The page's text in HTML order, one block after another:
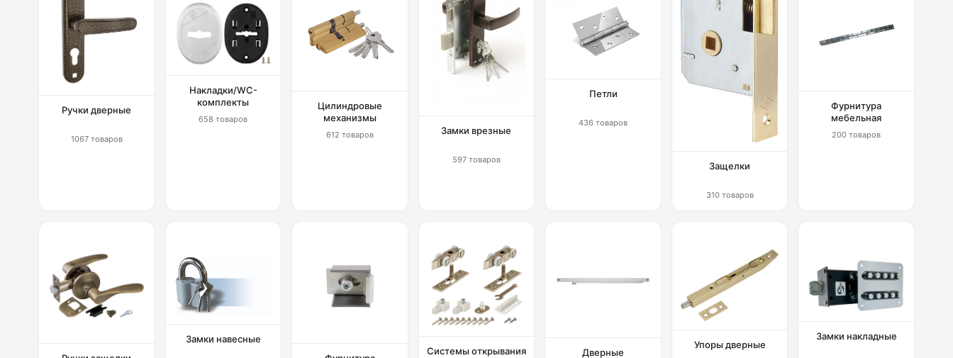
Ручки дверные
1067 товаров
Накладки/WC-
комплекты
658 товаров
Цилиндровые
механизмы
612 товаров Замки врезные
597 товаров
Петли
436 товаров
Защелки
310 товаров
Фурнитура
мебельная
200 товаров
Замки навесные
Системы открывания
Дверные
Упоры дверные
Замки накладные